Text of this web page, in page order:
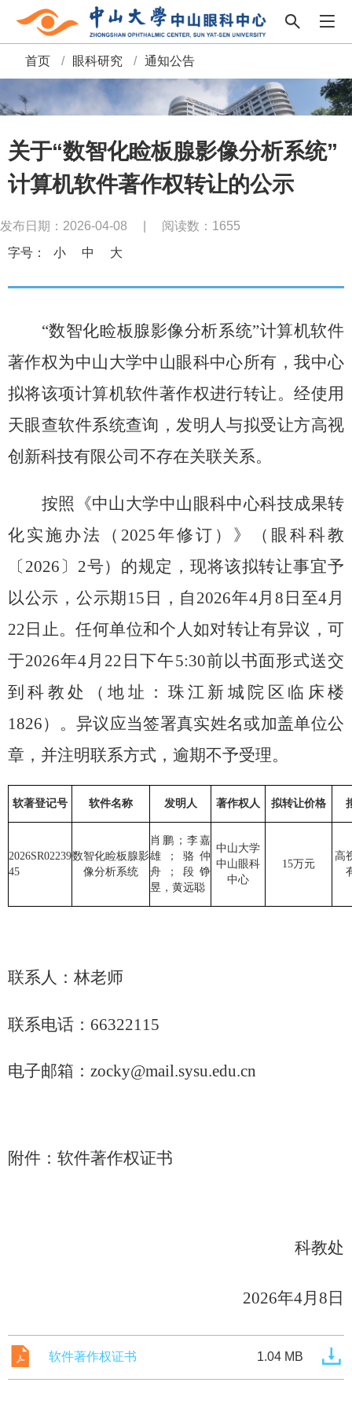
面
包
屑
首页 / 眼科研究 / 通知公告
关于“数智化睑板腺影像分析系统”
计算机软件著作权转让的公示
发布日期：2026-04-08 阅读数： 1655
字号：
小 中 大
“数智化睑板腺影像分析系统”计算机软件
著作权为中山大学中山眼科中心所有，我中心
拟将该项计算机软件著作权进行转让。经使用
天眼查软件系统查询，发明人与拟受让方高视
创新科技有限公司 不存在关联关系。
按照《中山大学中山眼科中心科技成果转
化实施 办法（ 2025年修订） 》（眼科科教
〔 2026 〕 2号）的规定，现将该拟转让事宜予
以公示，公示期 15 日，自 2026年4月8 日至4 月
22 日止。任何单位和个人如对转让有异议，可
于2026年4 月 22 日下午5:30前以书面形式送交
到科 教处（地址：珠江新城院区临床楼
1826）。异议应当签署真实姓名或加盖单位公
章，并注明联系方式，逾期不予受理。
软著登记号 软件名称 发明人 著作权人 拟转让价格
2026SR02239
45
数智化睑板腺影
像分析系统
肖鹏 ； 李嘉
雄
；
骆仲
舟
；
段铮
昱，黄远聪
中山大学
中山眼科
中心
15万元
高
联系人：林老师
联系电话： 66322115
电子邮箱： zocky@mail.sysu.edu.cn
附件： 软件著作权证书
科教处
2026年4月 8 日
软件著作权证书 1.04 MB